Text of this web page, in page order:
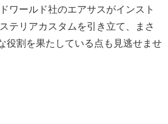
ワールド社のエアサスがインスト
テリアカスタムを引き立て、まさ
役割を果たしている点も見逃せませ